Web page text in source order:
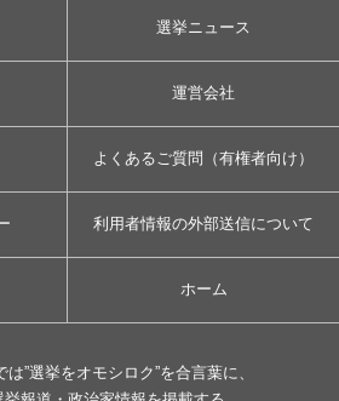
選挙ニュース
運営会社
よくあるご質問（有権者向け）
利用者情報の外部送信について
ホーム
”選挙をオモシロク”を合言葉に、